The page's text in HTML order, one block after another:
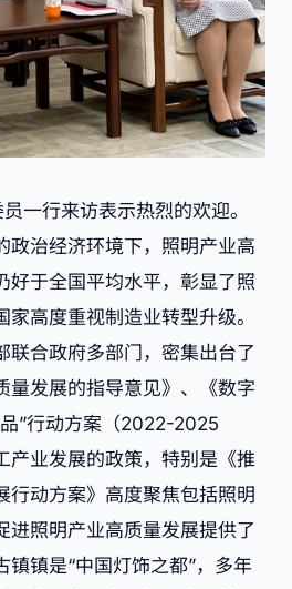
一行来访表示热烈的欢迎。
政治经济环境下，照明产业高
好于全国平均水平，彰显了照
高度重视制造业转型升级。
联合政府多部门，密集出台了
量发展的指导意见》、《数字
”行动方案（2022-2025
产业发展的政策，特别是《推
行动方案》高度聚焦包括照明
进照明产业高质量发展提供了
镇镇是“中国灯饰之都”，多年